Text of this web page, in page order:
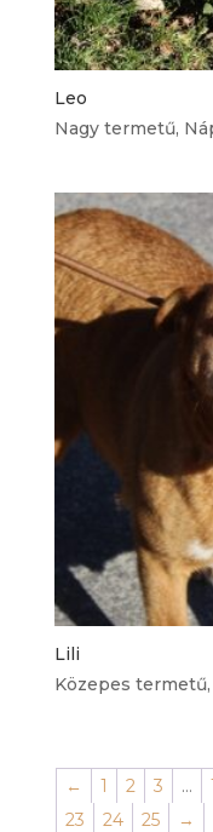
Leo
Nagy termetű,
Lili
Közepes
← 1 2 3 …
23
24 25 →